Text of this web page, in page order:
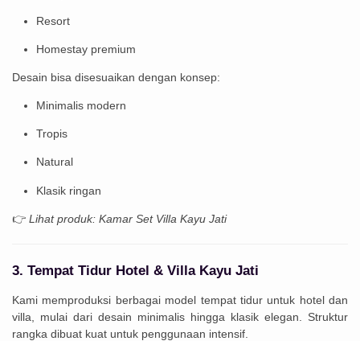
Resort
Homestay premium
Desain bisa disesuaikan dengan konsep:
Minimalis modern
Tropis
Natural
Klasik ringan
👉 Lihat produk: Kamar Set Villa Kayu Jati
3. Tempat Tidur Hotel & Villa Kayu Jati
Kami memproduksi berbagai model tempat tidur untuk hotel dan
villa, mulai dari desain minimalis hingga klasik elegan. Struktur
rangka dibuat kuat untuk penggunaan intensif.